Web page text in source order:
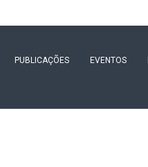
PUBLICAÇÕES EVENTOS